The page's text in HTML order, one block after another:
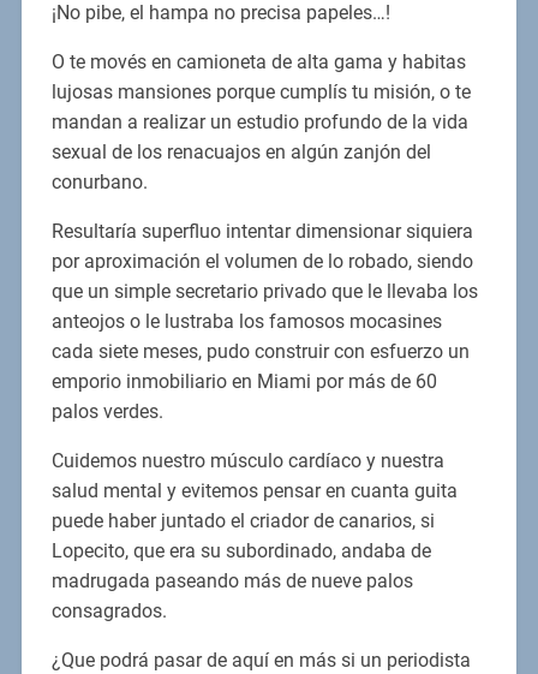
¡No pibe, el hampa no precisa papeles…!
O te movés en camioneta de alta gama y habitas
lujosas mansiones porque cumplís tu misión, o te
mandan a realizar un estudio profundo de la vida
sexual de los renacuajos en algún zanjón del
conurbano.
Resultaría superfluo intentar dimensionar siquiera
por aproximación el volumen de lo robado, siendo
que un simple secretario privado que le llevaba los
anteojos o le lustraba los famosos mocasines
cada siete meses, pudo construir con esfuerzo un
emporio inmobiliario en Miami por más de 60
palos verdes.
Cuidemos nuestro músculo cardíaco y nuestra
salud mental y evitemos pensar en cuanta guita
puede haber juntado el criador de canarios, si
Lopecito, que era su subordinado, andaba de
madrugada paseando más de nueve palos
consagrados.
¿Que podrá pasar de aquí en más si un periodista